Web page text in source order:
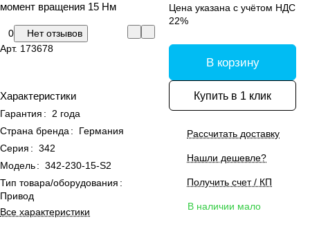
момент вращения 15 Нм
0
Нет отзывов
Арт. 173678
Характеристики
Гарантия :
2 года
Страна бренда :
Германия
Серия : 342
Модель: 342-230-15-S2
Тип товара/оборудования :
Привод
Все характеристики
Цена указана с учётом НДС
22%
В корзину
Купить в 1 клик
Рассчитать доставку
Нашли дешевле?
Получить счет / КП
В наличии мало